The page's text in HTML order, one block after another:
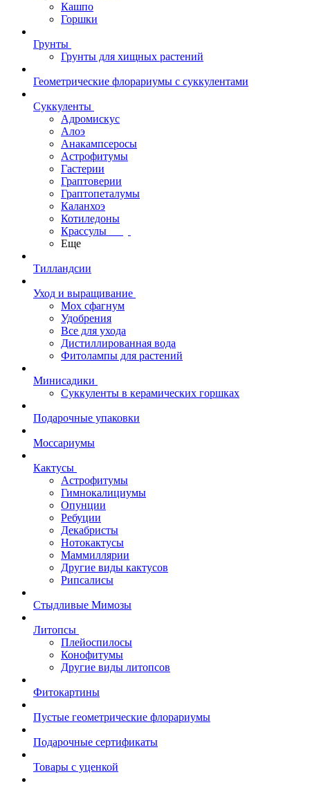
Кашпо
Горшки
Грунты
Грунты для хищных растений
Геометрические флорариумы с суккулентами
Суккуленты
Адромискус
Алоэ
Анакампсеросы
Астрофитумы
Гастерии
Граптоверии
Граптопеталумы
Каланхоэ
Котиледоны
Крассулы
Еще
Тилландсии
Уход и выращивание
Мох сфагнум
Удобрения
Все для ухода
Дистиллированная вода
Фитолампы для растений
Минисадики
Суккуленты в керамических горшках
Подарочные упаковки
Моссариумы
Кактусы
Астрофитумы
Гимнокалициумы
Опунции
Ребуции
Декабристы
Нотокактусы
Маммиллярии
Другие виды кактусов
Рипсалисы
Стыдливые Мимозы
Литопсы
Плейоспилосы
Конофитумы
Другие виды литопсов
Фитокартины
Пустые геометрические флорариумы
Подарочные сертификаты
Товары с уценкой